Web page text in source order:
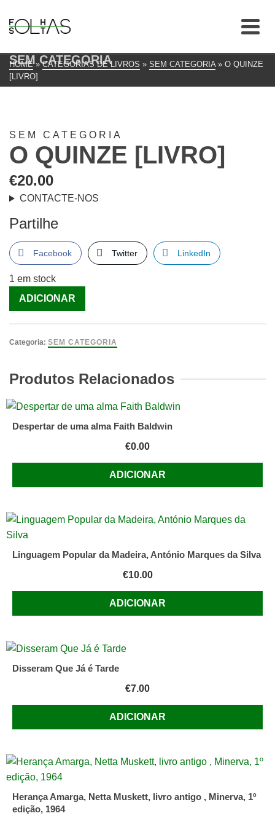
SEM CATEGORIA
HOME » CATEGORIAS DE LIVROS » SEM CATEGORIA » O QUINZE
[LIVRO]
SEM CATEGORIA
O QUINZE [LIVRO]
€20.00
CONTACTE-NOS
Partilhe
Facebook Twitter LinkedIn
1 em stock
Quantidade
de
Quinze
ADICIONAR
Categoria: SEM CATEGORIA
Produtos Relacionados
Despertar de uma alma Faith Baldwin
€0.00
ADICIONAR
Linguagem Popular da Madeira, António Marques da Silva
€10.00
ADICIONAR
Disseram Que Já é Tarde
€7.00
ADICIONAR
Herança Amarga, Netta Muskett, livro antigo , Minerva, 1º
edição, 1964